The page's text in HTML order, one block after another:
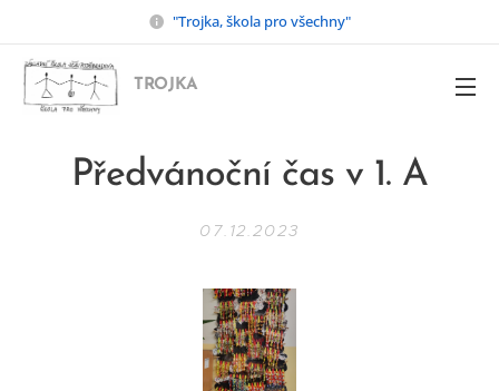
"Trojka, škola pro všechny"
TROJKA
Předvánoční čas v 1. A
07.12.2023